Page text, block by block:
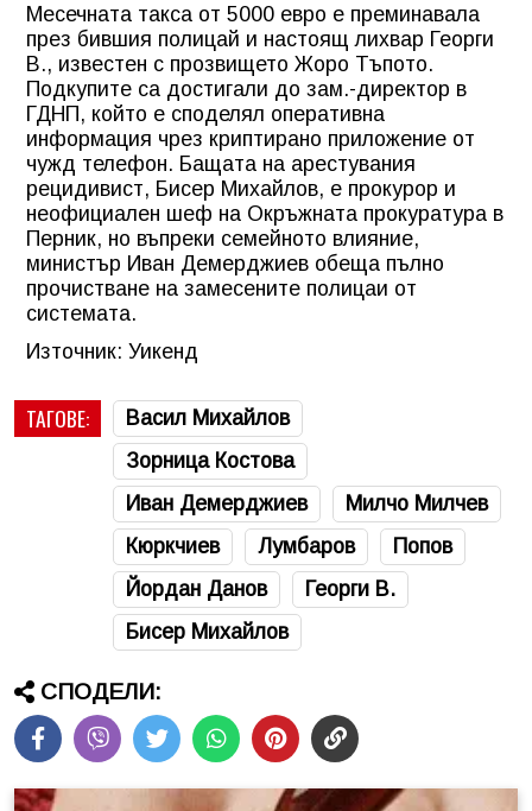
Месечната такса от 5000 евро е преминавала
през бившия полицай и настоящ лихвар Георги
В., известен с прозвището Жоро Тъпото.
Подкупите са достигали до зам.-директор в
ГДНП, който е споделял оперативна
информация чрез криптирано приложение от
чужд телефон. Бащата на арестувания
рецидивист, Бисер Михайлов, е прокурор и
неофициален шеф на Окръжната прокуратура в
Перник, но въпреки семейното влияние,
министър Иван Демерджиев обеща пълно
прочистване на замесените полицаи от
системата.
Източник: Уикенд
ТАГОВЕ:
Васил Михайлов
Зорница Костова
Иван Демерджиев
Милчо Милчев
Кюркчиев
Лумбаров
Попов
Йордан Данов
Георги В.
Бисер Михайлов
СПОДЕЛИ: